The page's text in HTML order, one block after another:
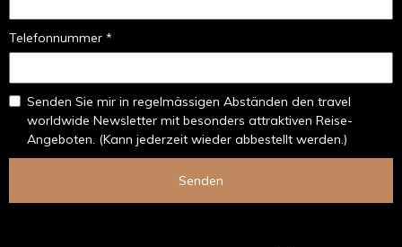
Telefonnummer *
Senden Sie mir in regelmässigen Abständen den travel
worldwide Newsletter mit besonders attraktiven Reise-
Angeboten. (Kann jederzeit wieder abbestellt werden.)
Senden